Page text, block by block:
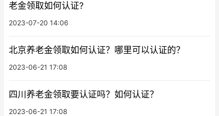
老金领取如何认证?
2023-07-20 14:06
北京养老金领取如何认证？哪里可以认证的？
2023-06-21 17:08
四川养老金领取要认证吗？如何认证？
2023-06-21 17:08